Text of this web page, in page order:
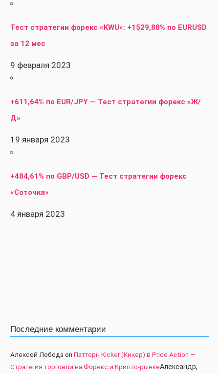
Тест стратегии форекс «KWU»: +1529,88% по EURUSD
за 12 мес
9 февраля 2023
+611,64% по EUR/JPY — Тест стратегии форекс «Ж/
Д»
19 января 2023
+484,61% по GBP/USD — Тест стратегии форекс
«Соточка»
4 января 2023
Последние комментарии
Алексей Лобода on Паттерн Kicker (Кикер) в Price Action —
Стратегия торговли на Форекс и Крипто-рынкеАлександр,